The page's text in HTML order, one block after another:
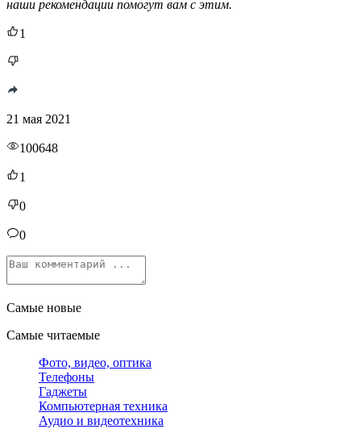
наши рекомендации помогут вам с этим.
1
21 мая 2021
100648
1
0
0
Самые новые
Самые читаемые
Фото, видео, оптика
Телефоны
Гаджеты
Компьютерная техника
Аудио и видеотехника